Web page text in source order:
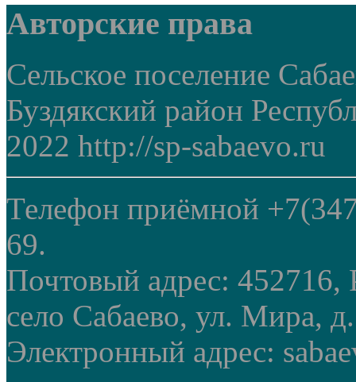
Авторские права
Сельское поселение
Буздякский район
2022 http://sp-sabaevo.ru
Телефон приёмной
69.
Почтовый адрес: 452716,
село Сабаево, ул. Мира,
Электронный адрес: